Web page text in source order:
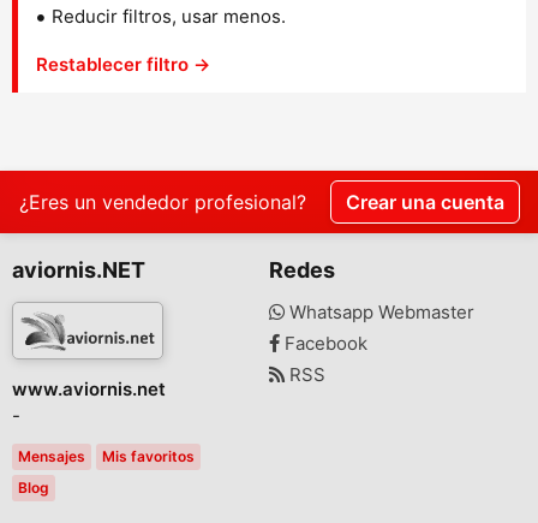
Reducir filtros, usar menos.
Restablecer filtro →
¿Eres un vendedor profesional? Crear una cuenta
aviornis.NET
www.aviornis.net
-
Mensajes
Mis favoritos
Blog
Redes
Whatsapp Webmaster
Facebook
RSS